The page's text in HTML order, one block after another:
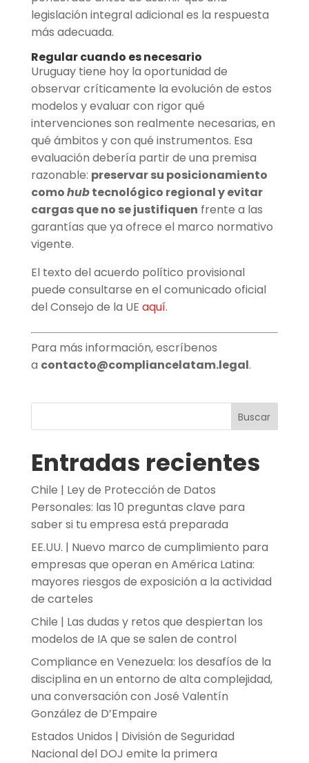
legislación integral adicional es la respuesta
más adecuada.
Regular cuando es necesario
Uruguay tiene hoy la oportunidad de
observar críticamente la evolución de estos
modelos y evaluar con rigor qué
intervenciones son realmente necesarias, en
qué ámbitos y con qué instrumentos. Esa
evaluación debería partir de una premisa
razonable: preservar su posicionamiento
comohubtecnológico regional y evitar
cargas que no se justifiquen frente a las
garantías que ya ofrece el marco normativo
vigente.
El texto del acuerdo político provisional
puede consultarse en el comunicado oficial
del Consejo de la UE aquí.
Para más información, escríbenos
a contacto@compliancelatam.legal.
Buscar
Entradas recientes
Chile | Ley de Protección de Datos
Personales: las 10 preguntas clave para
saber si tu empresa está preparada
EE.UU. | Nuevo marco de cumplimiento para
empresas que operan en América Latina:
mayores riesgos de exposición a la actividad
de carteles
Chile | Las dudas y retos que despiertan los
modelos de IA que se salen de control
Compliance en Venezuela: los desafíos de la
disciplina en un entorno de alta complejidad,
una conversación con José Valentín
González de D’Empaire
Estados Unidos | División de Seguridad
Nacional del DOJ emite la primera